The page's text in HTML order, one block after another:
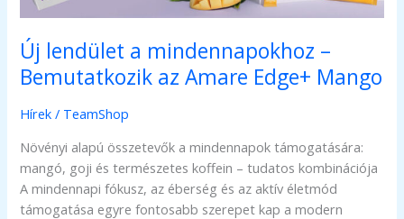
figyelmet
wellness
és
világában?
Új lendület a mindennapokhoz –
Bemutatkozik az Amare Edge+ Mango
Hírek / TeamShop
Növényi alapú összetevők a mindennapok támogatására:
mangó, goji és természetes koffein – tudatos kombinációja
A mindennapi fókusz, az éberség és az aktív életmód
támogatása egyre fontosabb szerepet kap a modern